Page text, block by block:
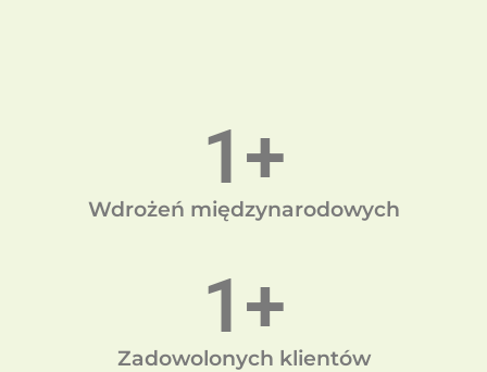
Wdrożeń międzynarodowych
1+
Zadowolonych klientów
1+